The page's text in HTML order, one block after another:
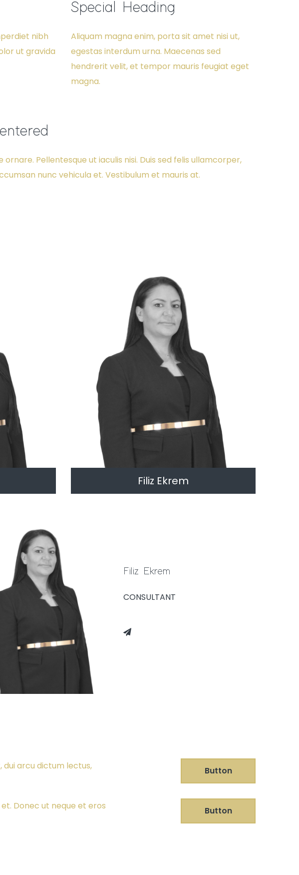
nibh
ut gravida
Special Heading
Aliquam magna enim, porta sit amet nisi ut,
egestas interdum urna. Maecenas sed
hendrerit velit, et tempor mauris feugiat eget
magna.
Pellentesque ut iaculis nisi. Duis sed felis ullamcorper,
nunc vehicula et. Vestibulum et mauris at.
Filiz Ekrem
CONSULTANT
Filiz Ekrem
CONSULTANT
dui arcu dictum lectus,
Button
Donec ut neque et eros
Button